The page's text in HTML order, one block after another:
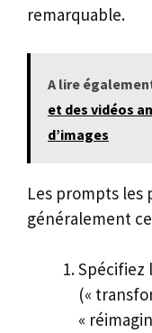
remarquable.
A lire
et des vidéos
d’images
Les prompts les
généralement
Spécifiez
(«
«